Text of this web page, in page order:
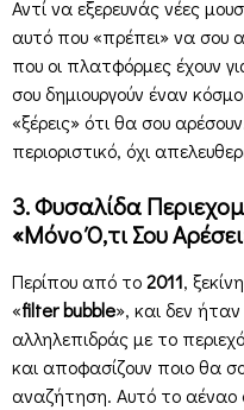
Αντί να εξερευνάς νέες
αυτό που «πρέπει» να σου
που οι πλατφόρμες έχουν
σου δημιουργούν έναν
«ξέρεις» ότι θα σου
περιοριστικό, όχι
3. Φυσαλίδα
«Μόνο Ό,τι Σου
Περίπου από το2011,
«filter bubble», και δεν
αλληλεπιδράς με το
και αποφασίζουν ποιο θα
αναζήτηση. Αυτό το αέναο